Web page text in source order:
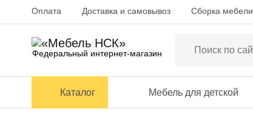
Оплата Доставка и самовывоз Сборка мебели
Федеральный интернет-магазин
Каталог Мебель для детской